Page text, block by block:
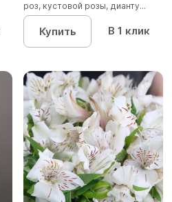
роз, кустовой розы, дианту...
Купить В 1 клик